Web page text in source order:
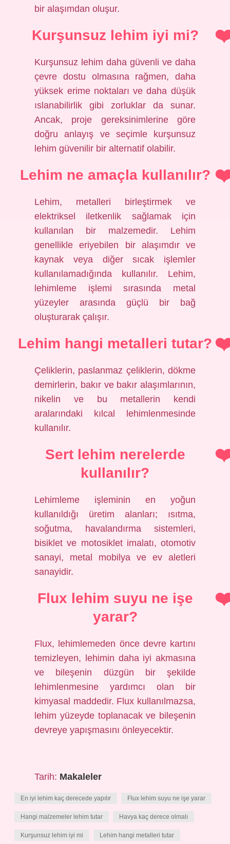
bir alaşımdan oluşur.
Kurşunsuz lehim iyi mi?
Kurşunsuz lehim daha güvenli ve daha
çevre dostu olmasına rağmen, daha
yüksek erime noktaları ve daha düşük
ıslanabilirlik gibi zorluklar da sunar.
Ancak, proje gereksinimlerine göre
doğru anlayış ve seçimle kurşunsuz
lehim güvenilir bir alternatif olabilir.
Lehim ne amaçla kullanılır?
Lehim, metalleri birleştirmek ve
elektriksel iletkenlik sağlamak için
kullanılan bir malzemedir. Lehim
genellikle eriyebilen bir alaşımdır ve
kaynak veya diğer sıcak işlemler
kullanılamadığında kullanılır. Lehim,
lehimleme işlemi sırasında metal
yüzeyler arasında güçlü bir bağ
oluşturarak çalışır.
Lehim hangi metalleri tutar?
Çeliklerin, paslanmaz çeliklerin, dökme
demirlerin, bakır ve bakır alaşımlarının,
nikelin ve bu metallerin kendi
aralarındaki kılcal lehimlenmesinde
kullanılır.
Sert lehim nerelerde
kullanılır?
Lehimleme işleminin en yoğun
kullanıldığı üretim alanları; ısıtma,
soğutma, havalandırma sistemleri,
bisiklet ve motosiklet imalatı, otomotiv
sanayi, metal mobilya ve ev aletleri
sanayidir.
Flux lehim suyu ne işe
yarar?
Flux, lehimlemeden önce devre kartını
temizleyen, lehimin daha iyi akmasına
ve bileşenin düzgün bir şekilde
lehimlenmesine yardımcı olan bir
kimyasal maddedir. Flux kullanılmazsa,
lehim yüzeyde toplanacak ve bileşenin
devreye yapışmasını önleyecektir.
Tarih: Makaleler
En iyi lehim kaç derecede yapılır Flux lehim suyu ne işe yarar
Hangi malzemeler lehim tutar Havya kaç derece olmalı
Kurşunsuz lehim iyi mi Lehim hangi metalleri tutar